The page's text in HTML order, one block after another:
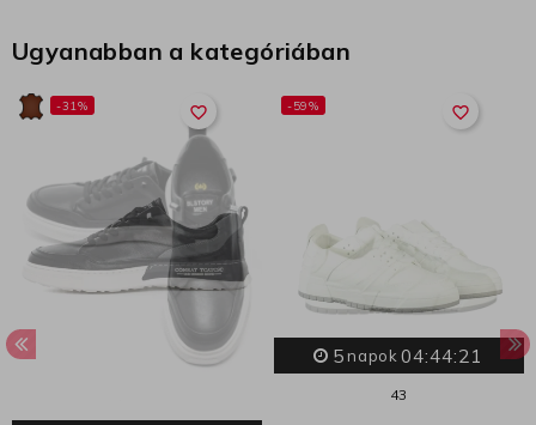
Ugyanabban a kategóriában
favorite_border
-31% favorite_border
-59%
5 napok 04:44:20
43